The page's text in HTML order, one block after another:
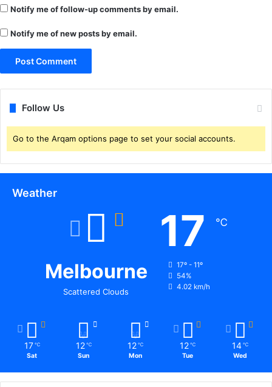
Notify me of follow-up comments by email.
Notify me of new posts by email.
Follow Us
Go to the Arqam options page to set your social accounts.
Weather
Melbourne
Scattered Clouds
17 ℃
17º - 11º
54%
4.02 km/h
17 ℃
Sat
12 ℃
Sun
12 ℃
Mon
12 ℃
Tue
14 ℃
Wed